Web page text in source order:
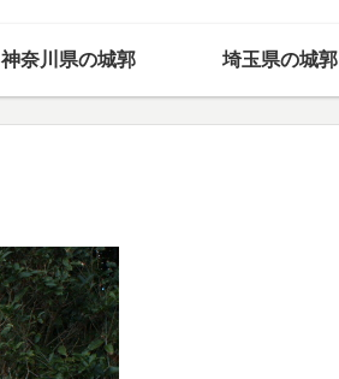
神奈川県の城郭 埼玉県の城郭